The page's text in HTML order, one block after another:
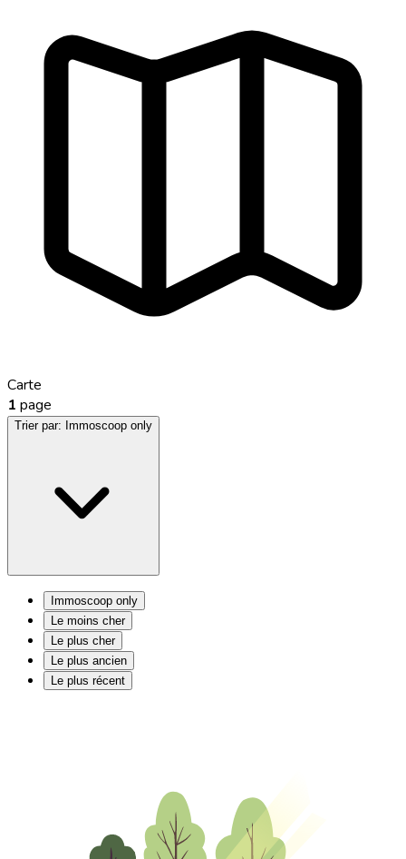
Carte
1 page
Trier par: Immoscoop only
Immoscoop only
Le moins cher
Le plus cher
Le plus ancien
Le plus récent